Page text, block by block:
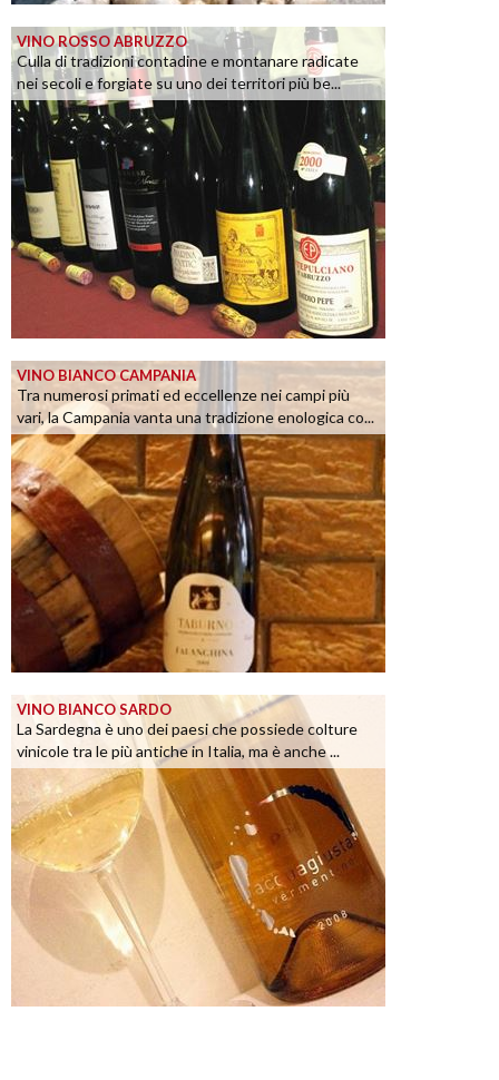
VINO ROSSO ABRUZZO
Culla di tradizioni contadine e montanare radicate
nei secoli e forgiate su uno dei territori più be...
VINO BIANCO CAMPANIA
Tra numerosi primati ed eccellenze nei campi più
vari, la Campania vanta una tradizione enologica co...
VINO BIANCO SARDO
La Sardegna è uno dei paesi che possiede colture
vinicole tra le più antiche in Italia, ma è anche ...